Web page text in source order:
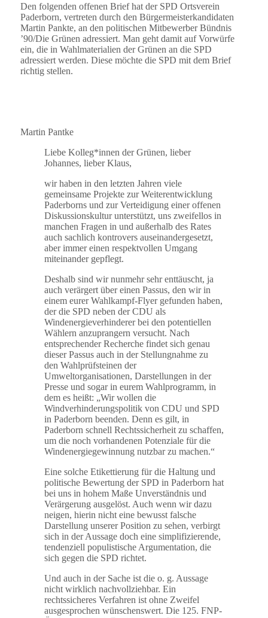
Den folgenden offenen Brief hat der SPD Ortsverein
Paderborn, vertreten durch den Bürgermeisterkandidaten
Martin Pankte, an den politischen Mitbewerber Bündnis
’90/Die Grünen adressiert. Man geht damit auf Vorwürfe
ein, die in Wahlmaterialien der Grünen an die SPD
adressiert werden. Diese möchte die SPD mit dem Brief
richtig stellen.
Martin Pantke
Liebe Kolleg*innen der Grünen, lieber
Johannes, lieber Klaus,
wir haben in den letzten Jahren viele
gemeinsame Projekte zur Weiterentwicklung
Paderborns und zur Verteidigung einer offenen
Diskussionskultur unterstützt, uns zweifellos in
manchen Fragen in und außerhalb des Rates
auch sachlich kontrovers auseinandergesetzt,
aber immer einen respektvollen Umgang
miteinander gepflegt.
Deshalb sind wir nunmehr sehr enttäuscht, ja
auch verärgert über einen Passus, den wir in
einem eurer Wahlkampf-Flyer gefunden haben,
der die SPD neben der CDU als
Windenergieverhinderer bei den potentiellen
Wählern anzuprangern versucht. Nach
entsprechender Recherche findet sich genau
dieser Passus auch in der Stellungnahme zu
den Wahlprüfsteinen der
Umweltorganisationen, Darstellungen in der
Presse und sogar in eurem Wahlprogramm, in
dem es heißt: „Wir wollen die
Windverhinderungspolitik von CDU und SPD
in Paderborn beenden. Denn es gilt, in
Paderborn schnell Rechtssicherheit zu schaffen,
um die noch vorhandenen Potenziale für die
Windenergiegewinnung nutzbar zu machen.“
Eine solche Etikettierung für die Haltung und
politische Bewertung der SPD in Paderborn hat
bei uns in hohem Maße Unverständnis und
Verärgerung ausgelöst. Auch wenn wir dazu
neigen, hierin nicht eine bewusst falsche
Darstellung unserer Position zu sehen, verbirgt
sich in der Aussage doch eine simplifizierende,
tendenziell populistische Argumentation, die
sich gegen die SPD richtet.
Und auch in der Sache ist die o. g. Aussage
nicht wirklich nachvollziehbar. Ein
rechtssicheres Verfahren ist ohne Zweifel
ausgesprochen wünschenswert. Die 125. FNP-